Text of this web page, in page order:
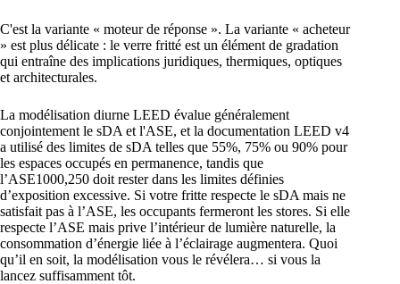
C'est la variante « moteur de réponse ». La variante « acheteur
» est plus délicate : le verre fritté est un élément de gradation
qui entraîne des implications juridiques, thermiques, optiques
et architecturales.
La modélisation diurne LEED évalue généralement
conjointement le sDA et l'ASE, et la documentation LEED v4
a utilisé des limites de sDA telles que 55%, 75% ou 90% pour
les espaces occupés en permanence, tandis que
l’ASE1000,250 doit rester dans les limites définies
d’exposition excessive. Si votre fritte respecte le sDA mais ne
satisfait pas à l’ASE, les occupants fermeront les stores. Si elle
respecte l’ASE mais prive l’intérieur de lumière naturelle, la
consommation d’énergie liée à l’éclairage augmentera. Quoi
qu’il en soit, la modélisation vous le révélera… si vous la
lancez suffisamment tôt.